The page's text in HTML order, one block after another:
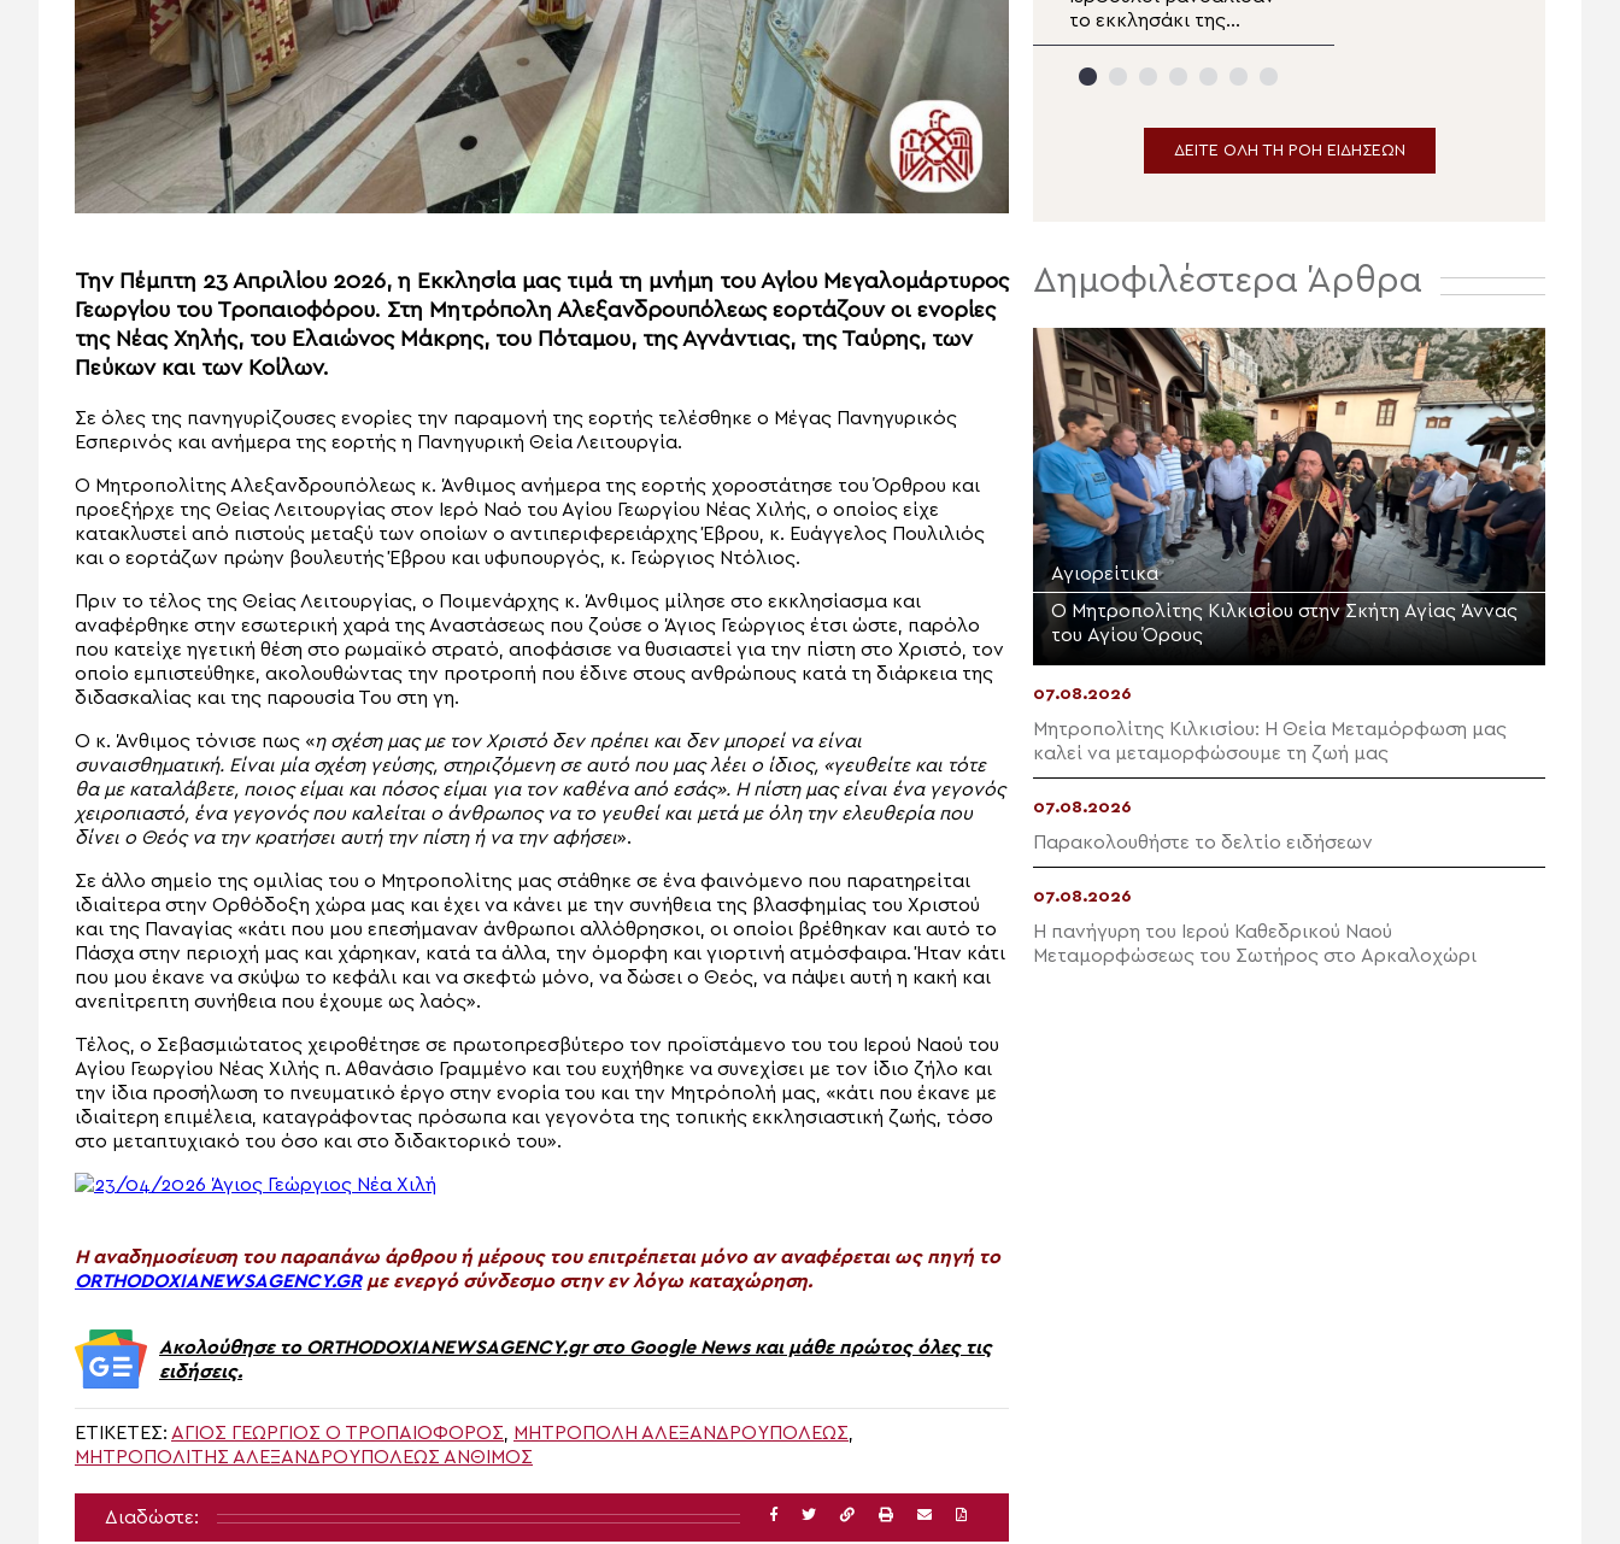
Την Πέμπτη 23 Απριλίου 2026, η Εκκλησία μας τιμά τη μνήμη του Αγίου Μεγαλομάρτυρος
Γεωργίου του Τροπαιοφόρου. Στη Μητρόπολη Αλεξανδρουπόλεως εορτάζουν οι ενορίες
της Νέας Χηλής, του Ελαιώνος Μάκρης, του Πόταμου, της Αγνάντιας, της Ταύρης, των
Πεύκων και των Κοίλων.
Σε όλες της πανηγυρίζουσες ενορίες την παραμονή της εορτής τελέσθηκε ο Μέγας Πανηγυρικός
Εσπερινός και ανήμερα της εορτής η Πανηγυρική Θεία Λειτουργία.
Ο Μητροπολίτης Αλεξανδρουπόλεως κ. Άνθιμος ανήμερα της εορτής χοροστάτησε του Όρθρου και
προεξήρχε της Θείας Λειτουργίας στον Ιερό Ναό του Αγίου Γεωργίου Νέας Χιλής, ο οποίος είχε
κατακλυστεί από πιστούς μεταξύ των οποίων ο αντιπεριφερειάρχης Έβρου, κ. Ευάγγελος Πουλιλιός
και ο εορτάζων πρώην βουλευτής Έβρου και υφυπουργός, κ. Γεώργιος Ντόλιος.
Πριν το τέλος της Θείας Λειτουργίας, ο Ποιμενάρχης κ. Άνθιμος μίλησε στο εκκλησίασμα και
αναφέρθηκε στην εσωτερική χαρά της Αναστάσεως που ζούσε ο Άγιος Γεώργιος έτσι ώστε, παρόλο
που κατείχε ηγετική θέση στο ρωμαϊκό στρατό, αποφάσισε να θυσιαστεί για την πίστη στο Χριστό, τον
οποίο εμπιστεύθηκε, ακολουθώντας την προτροπή που έδινε στους ανθρώπους κατά τη διάρκεια της
διδασκαλίας και της παρουσία Του στη γη.
Ο κ. Άνθιμος τόνισε πως «η σχέση μας με τον Χριστό δεν πρέπει και δεν μπορεί να είναι
συναισθηματική. Είναι μία σχέση γεύσης, στηριζόμενη σε αυτό που μας λέει ο ίδιος, «γευθείτε και τότε
θα με καταλάβετε, ποιος είμαι και πόσος είμαι για τον καθένα από εσάς». Η πίστη μας είναι ένα γεγονός
χειροπιαστό, ένα γεγονός που καλείται ο άνθρωπος να το γευθεί και μετά με όλη την ελευθερία που
δίνει ο Θεός να την κρατήσει αυτή την πίστη ή να την αφήσει».
Σε άλλο σημείο της ομιλίας του ο Μητροπολίτης μας στάθηκε σε ένα φαινόμενο που παρατηρείται
ιδιαίτερα στην Ορθόδοξη χώρα μας και έχει να κάνει με την συνήθεια της βλασφημίας του Χριστού
και της Παναγίας «κάτι που μου επεσήμαναν άνθρωποι αλλόθρησκοι, οι οποίοι βρέθηκαν και αυτό το
Πάσχα στην περιοχή μας και χάρηκαν, κατά τα άλλα, την όμορφη και γιορτινή ατμόσφαιρα. Ήταν κάτι
που μου έκανε να σκύψω το κεφάλι και να σκεφτώ μόνο, να δώσει ο Θεός, να πάψει αυτή η κακή και
ανεπίτρεπτη συνήθεια που έχουμε ως λαός».
Τέλος, ο Σεβασμιώτατος χειροθέτησε σε πρωτοπρεσβύτερο τον προϊστάμενο του του Ιερού Ναού του
Αγίου Γεωργίου Νέας Χιλής π. Αθανάσιο Γραμμένο και του ευχήθηκε να συνεχίσει με τον ίδιο ζήλο και
την ίδια προσήλωση το πνευματικό έργο στην ενορία του και την Μητρόπολή μας, «κάτι που έκανε με
ιδιαίτερη επιμέλεια, καταγράφοντας πρόσωπα και γεγονότα της τοπικής εκκλησιαστική ζωής, τόσο
στο μεταπτυχιακό του όσο και στο διδακτορικό του».
H αναδημοσίευση του παραπάνω άρθρου ή μέρους του επιτρέπεται μόνο αν αναφέρεται ως πηγή το
ORTHODOXIANEWSAGENCY.GRμε ενεργό σύνδεσμο στην εν λόγω καταχώρηση.
Ακολούθησε το ORTHODOXIANEWSAGENCY.gr στο Google News και μάθε πρώτος όλες τις
ειδήσεις.
ΕΤΙΚΈΤΕΣ: ΆΓΙΟΣ ΓΕΏΡΓΙΟΣ Ο ΤΡΟΠΑΙΟΦΌΡΟΣ ΜΗΤΡΌΠΟΛΗ ΑΛΕΞΑΝΔΡΟΥΠΌΛΕΩΣ
ΜΗΤΡΟΠΟΛΊΤΗΣ ΑΛΕΞΑΝΔΡΟΥΠΌΛΕΩΣ ΆΝΘΙΜΟΣ
Διαδώστε:
εκδηλώσεων 160 ετών
από την Αρκαδική
Εθελοθυσία
το εκκλησάκι της
Μεταμορφώσεως του
Σωτήρος στα Καλύβια
Μετεώρου
ΔΕΙΤΕ ΟΛΗ ΤΗ ΡΟΗ ΕΙΔΗΣΕΩΝ
Δημοφιλέστερα Άρθρα
Αγιορείτικα
Ο Μητροπολίτης Κιλκισίου στην Σκήτη Αγίας Άννας
του Αγίου Όρους
07.08.2026
Μητροπολίτης Κιλκισίου: Η Θεία Μεταμόρφωση μας
καλεί να μεταμορφώσουμε τη ζωή μας
07.08.2026
Παρακολουθήστε το δελτίο ειδήσεων
07.08.2026
Η πανήγυρη του Ιερού Καθεδρικού Ναού
Μεταμορφώσεως του Σωτήρος στο Αρκαλοχώρι